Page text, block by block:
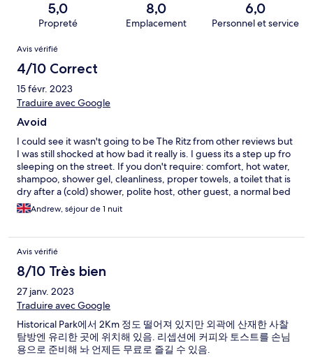
5,0
Propreté
8,0
Emplacement
6,0
Personnel et service
Avis
Avis vérifié
4/10 Correct
15 févr. 2023
Traduire avec Google
Avoid
I could see it wasn't going to be The Ritz from other reviews but
I was still shocked at how bad it really is. I guess its a step up fro
sleeping on the street. If you don't require: comfort, hot water,
shampoo, shower gel, cleanliness, proper towels, a toilet that is
dry after a (cold) shower, polite host, other guest, a normal bed
and pillow then this might just suit you. The only positive it has is
that the nearby 'Food and drink' restaurant is fairly good. Do
Andrew, séjour de 1 nuit
Avis vérifié
8/10 Très bien
27 janv. 2023
Traduire avec Google
Historical Park에서 2Km 정도 떨어져 있지만 외곽에 산재한 사찰
탐방엔 유리한 곳에 위치해 있음. 리셉션에 커피와 토스트를 손님
용으로 준비해 놔 언제든 무료로 즐길 수 있음.